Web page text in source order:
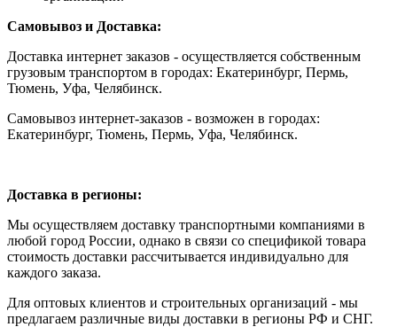
Самовывоз и Доставка:
Доставка интернет заказов - осуществляется собственным
грузовым транспортом в городах: Екатеринбург, Пермь,
Тюмень, Уфа, Челябинск.
Самовывоз интернет-заказов - возможен в городах:
Екатеринбург, Тюмень, Пермь, Уфа, Челябинск.
Доставка в регионы:
Мы осуществляем доставку транспортными компаниями в
любой город России, однако в связи со спецификой товара
стоимость доставки рассчитывается индивидуально для
каждого заказа.
Для оптовых клиентов и строительных организаций - мы
предлагаем различные виды доставки в регионы РФ и СНГ.